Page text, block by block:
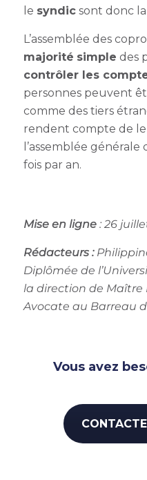
le syndicsont donc
L’assemblée des
majorité simple des
contrôler les
personnes peuvent
comme des tiers
rendent compte de
l’assemblée
fois par an.
Mise en ligne: 26
Rédacteurs :
Diplômée de
la direction de Maître
Avocate au Barreau
Vous avez